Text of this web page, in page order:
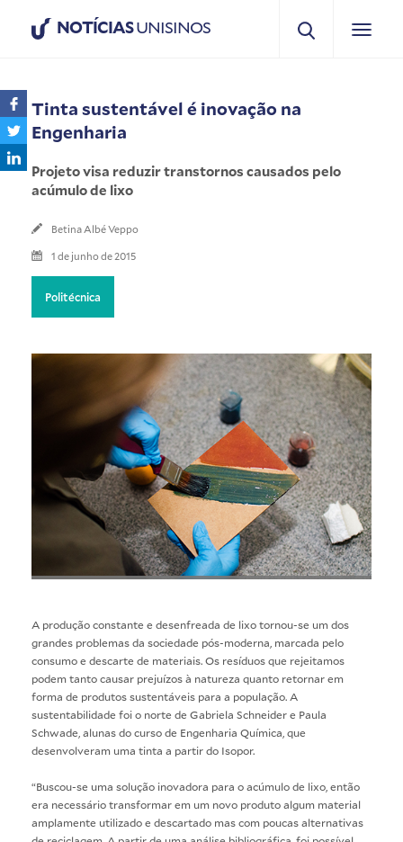
NOTÍCIASUNISINOS
Tinta sustentável é inovação na
Engenharia
Projeto visa reduzir transtornos causados pelo
acúmulo de lixo
Betina Albé Veppo
1 de junho de 2015
Politécnica
A produção constante e desenfreada de lixo tornou-se um dos
grandes problemas da sociedade pós-moderna, marcada pelo
consumo e descarte de materiais. Os resíduos que rejeitamos
podem tanto causar prejuízos à natureza quanto retornar em
forma de produtos sustentáveis para a população. A
sustentabilidade foi o norte de Gabriela Schneider e Paula
Schwade, alunas do curso de Engenharia Química, que
desenvolveram uma tinta a partir do Isopor.
“Buscou-se uma solução inovadora para o acúmulo de lixo, então
era necessário transformar em um novo produto algum material
amplamente utilizado e descartado mas com poucas alternativas